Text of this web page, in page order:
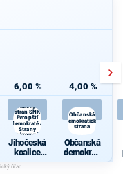
6,00 %
Jihočeská
koalice
politických
stran SNK
Evropští
demokraté a
Strany
soukromníků
České
republiky
Jihočeská
koalice
politickýc
h stran
4,00 %
Občanská
demokratická
strana
Občanská
demokrati
cká strana